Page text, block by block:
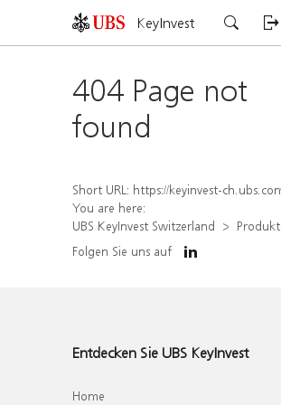
KeyInvest
404 Page not
found
Short URL: https://keyinvest-ch.ubs.com/produkt/detail/index/isin/
You are here:
UBS KeyInvest Switzerland
Folgen Sie uns auf
Entdecken Sie UBS KeyInvest
Home